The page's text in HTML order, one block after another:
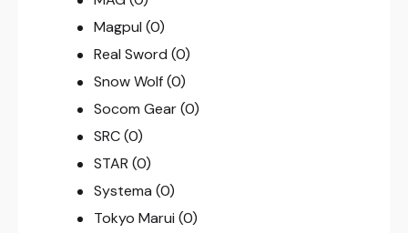
Magpul (0)
Real Sword (0)
Snow Wolf (0)
Socom Gear (0)
SRC (0)
STAR (0)
Systema (0)
Tokyo Marui (0)